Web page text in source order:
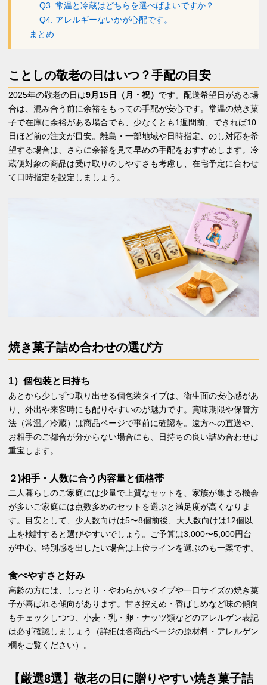
Q3. 常温と冷蔵はどちらを選べばよいですか？
Q4. アレルギーないかが心配です。
まとめ
ことしの敬老の日はいつ？手配の目安
2025年の敬老の日は9月15日（月・祝） です。配送希望日がある場
合は、混み合う前に余裕をもっての手配が安心です。常温の焼き菓
子で在庫に余裕がある場合でも、少なくとも1週間前、できれば10
日ほど前の注文が目安。離島・一部地域や日時指定、のし対応を希
望する場合は、さらに余裕を見て早めの手配をおすすめします。冷
蔵便対象の商品は受け取りのしやすさも考慮し、在宅予定に合わせ
て日時指定を設定しましょう。
焼き菓子詰め合わせの選び方
1）個包装と日持ち
あとから少しずつ取り出せる個包装タイプは、衛生面の安心感があ
り、外出や来客時にも配りやすいのが魅力です。賞味期限や保管方
法（常温／冷蔵）は商品ページで事前に確認を。遠方への直送や、
お相手のご都合が分からない場合にも、日持ちの良い詰め合わせは
重宝します。
２)相手・人数に合う内容量と価格帯
二人暮らしのご家庭には少量で上質なセットを、家族が集まる機会
が多いご家庭には点数多めのセットを選ぶと満足度が高くなりま
す。目安として、少人数向けは5〜8個前後、大人数向けは12個以
上を検討すると選びやすいでしょう。ご予算は3,000〜5,000円台
が中心。特別感を出したい場合は上位ラインを選ぶのも一案です。
食べやすさと好み
高齢の方には、しっとり・やわらかいタイプや一口サイズの焼き菓
子が喜ばれる傾向があります。甘さ控えめ・香ばしめなど味の傾向
もチェックしつつ、小麦・乳・卵・ナッツ類などのアレルゲン表記
は必ず確認しましょう（詳細は各商品ページの原材料・アレルゲン
欄をご覧ください）。
【厳選8選】敬老の日に贈りやすい焼き菓子詰